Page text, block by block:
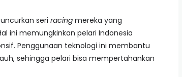
seri racing mereka yang
ini memungkinkan pelari Indonesia
Penggunaan teknologi ini membantu
sehingga pelari bisa mempertahankan